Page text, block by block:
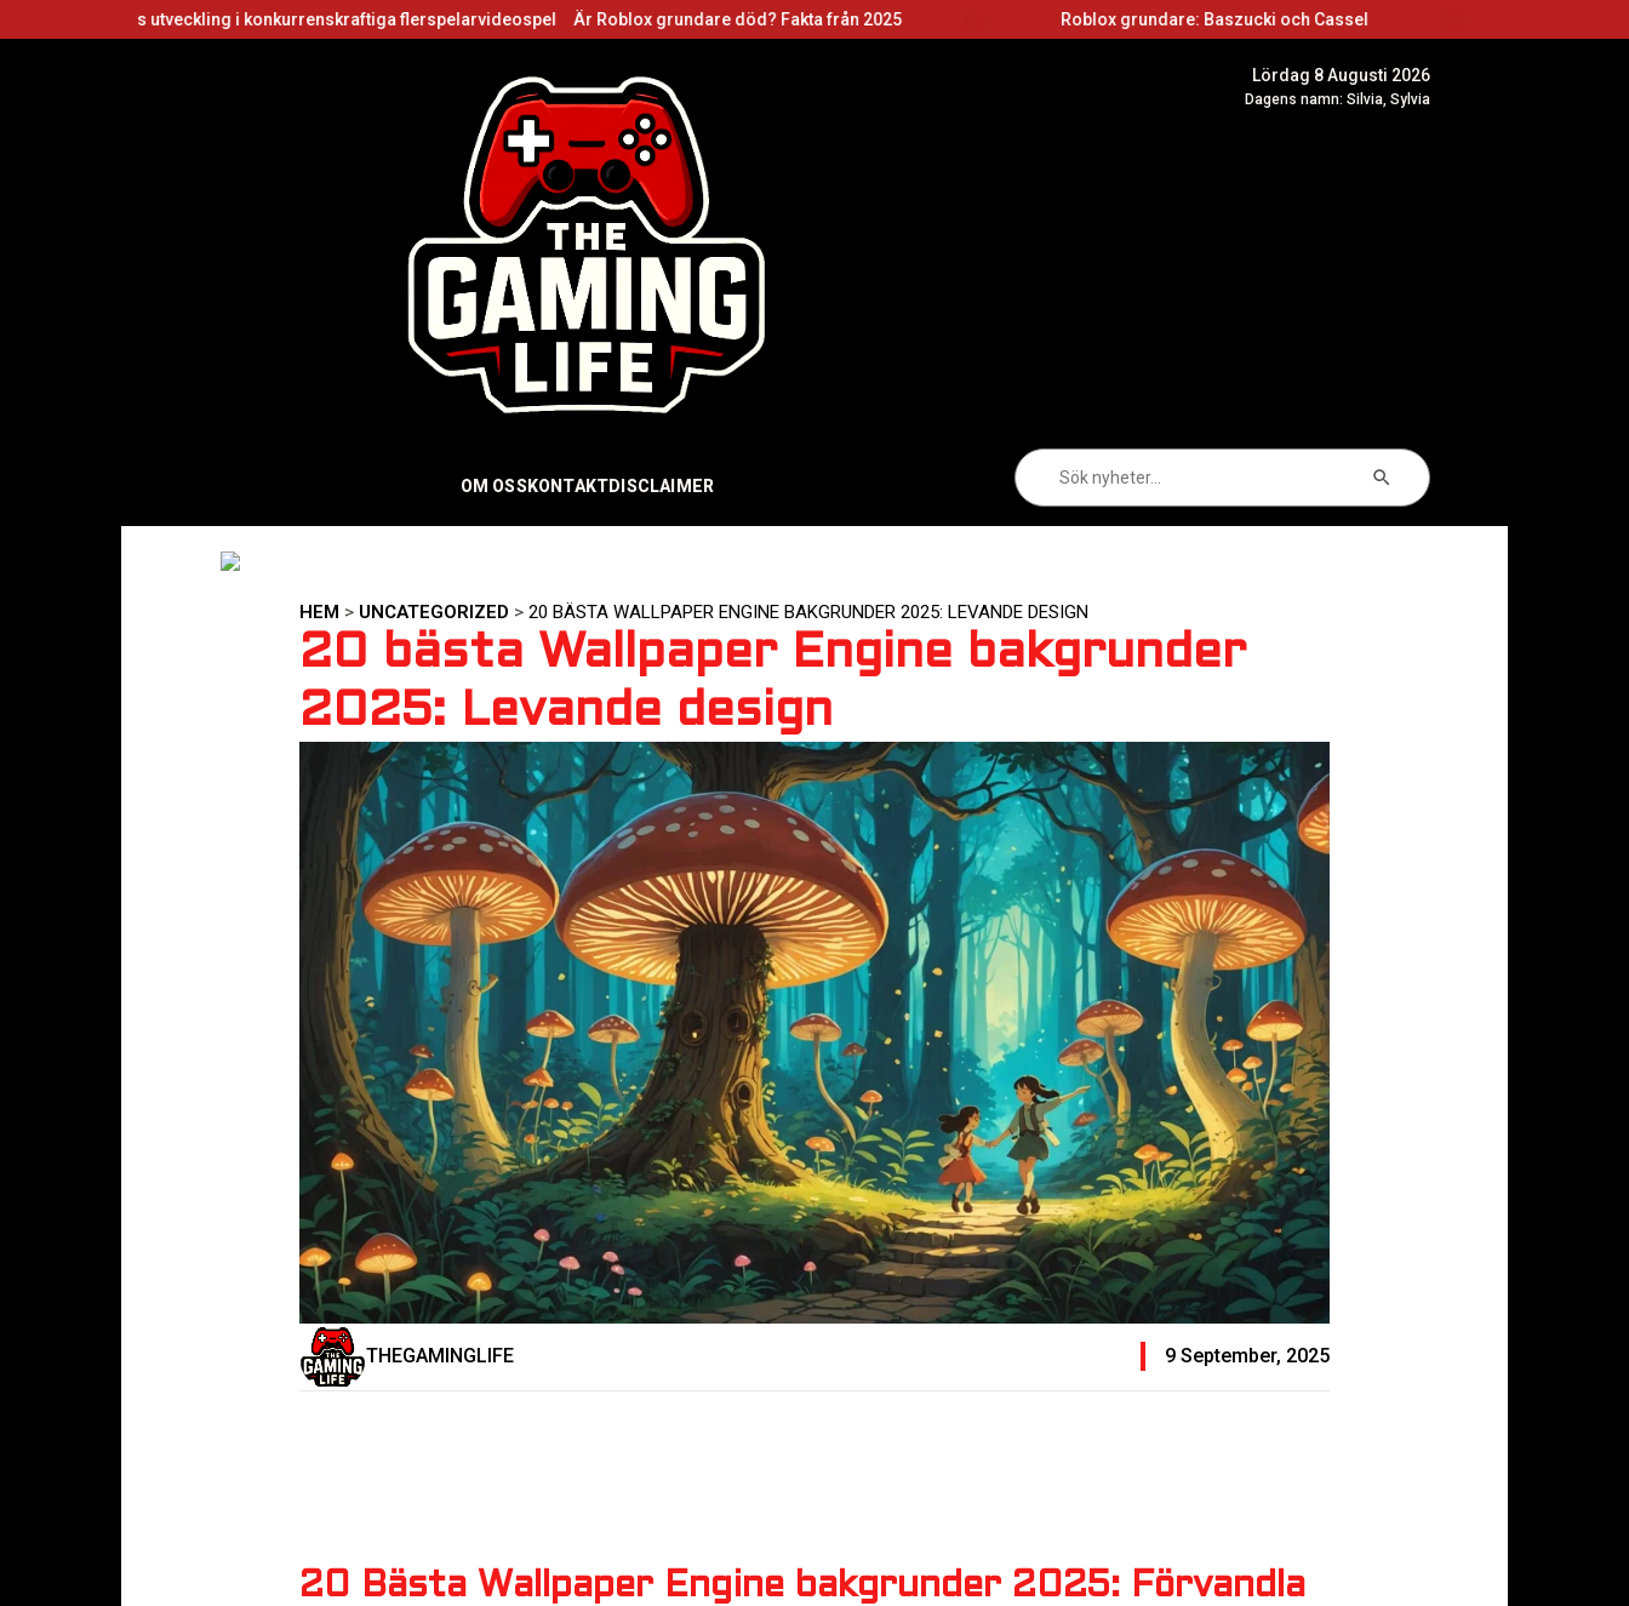
utveckling i konkurrenskraftiga flerspelarvideospel Är Roblox grundare död? Fakta från 2025 Roblox grundare: Baszucki och Cassel
OM OSS KONTAKTDISCLAIMER
Lördag 8 Augusti 2026
Dagens namn: Silvia, Sylvia
efter:
Sökknapp
HEM > UNCATEGORIZED > 20 BÄSTA WALLPAPER ENGINE BAKGRUNDER 2025: LEVANDE DESIGN
20 bästa Wallpaper Engine bakgrunder
2025: Levande design
THEGAMINGLIFE 9 September, 2025
20 Bästa Wallpaper Engine bakgrunder 2025: Förvandla